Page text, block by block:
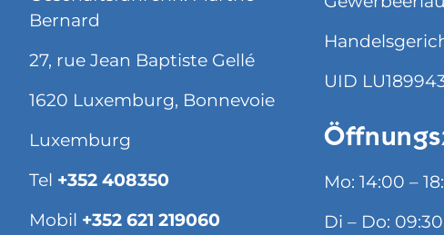
Bernard
27, rue Jean Baptiste Gellé
1620 Luxemburg, Bonnevoie
Luxemburg
Tel +352 408350
Mobil +352 621 219060
UID
Mo: 14:00 –
Di – Do: